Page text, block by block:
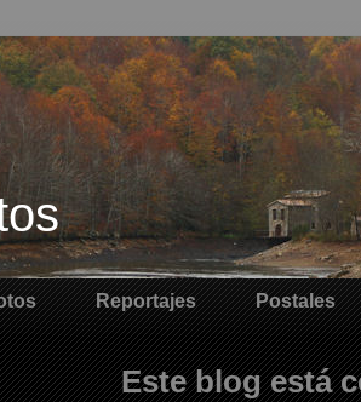
Reportajes Postales
Este blog está